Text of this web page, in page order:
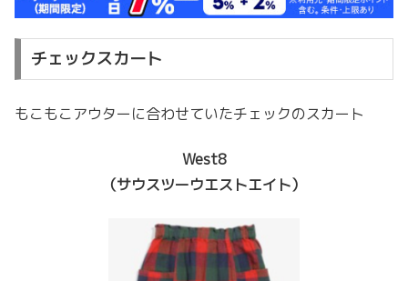
チェックスカート
もこもこアウターに合わせていたチェックのスカート
West8
（サウスツーウエストエイト）